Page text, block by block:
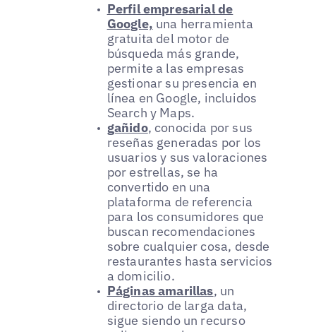
Perfil empresarial de
Google, una herramienta
gratuita del motor de
búsqueda más grande,
permite a las empresas
gestionar su presencia en
línea en Google, incluidos
Search y Maps.
gañido, conocida por sus
reseñas generadas por los
usuarios y sus valoraciones
por estrellas, se ha
convertido en una
plataforma de referencia
para los consumidores que
buscan recomendaciones
sobre cualquier cosa, desde
restaurantes hasta servicios
a domicilio.
Páginas amarillas, un
directorio de larga data,
sigue siendo un recurso